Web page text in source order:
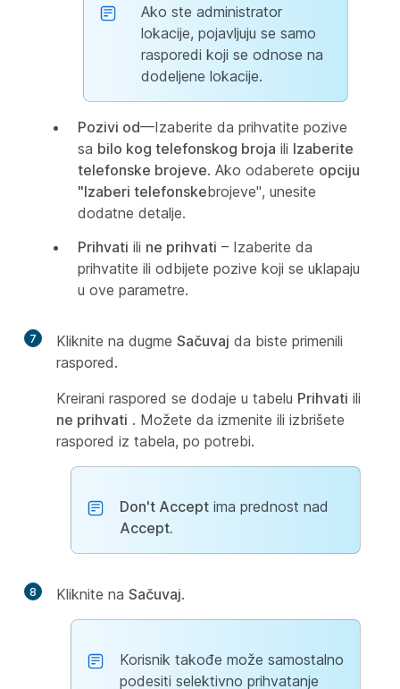
Ako ste administrator
lokacije, pojavljuju se samo
rasporedi koji se odnose na
dodeljene lokacije.
Pozivi od—Izaberite da prihvatite pozive
sa bilo kog telefonskog broja ili Izaberite
telefonske brojeve. Ako odaberete opciju
"Izaberi telefonskebrojeve", unesite
dodatne detalje.
Prihvati ili ne prihvati – Izaberite da
prihvatite ili odbijete pozive koji se uklapaju
u ove parametre.
7 Kliknite na dugme Sačuvaj da biste primenili
raspored.
Kreirani raspored se dodaje u tabelu Prihvati ili
ne prihvati . Možete da izmenite ili izbrišete
raspored iz tabela, po potrebi.
Don't Accept ima prednost nad
Accept.
8 Kliknite na Sačuvaj.
Korisnik takođe može samostalno
podesiti selektivno prihvatanje